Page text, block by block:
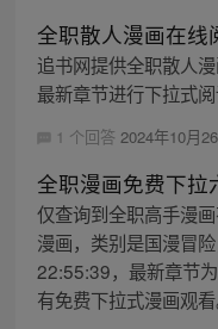
全职散人漫画在线
追书网提供全职散人
最新章节进行下拉式阅
1 个回答 2024年10月
全职漫画免费下拉
仅查询到全职高手漫
漫画，类别是国漫冒
22:55:39，最新章节
有免费下拉式漫画观看